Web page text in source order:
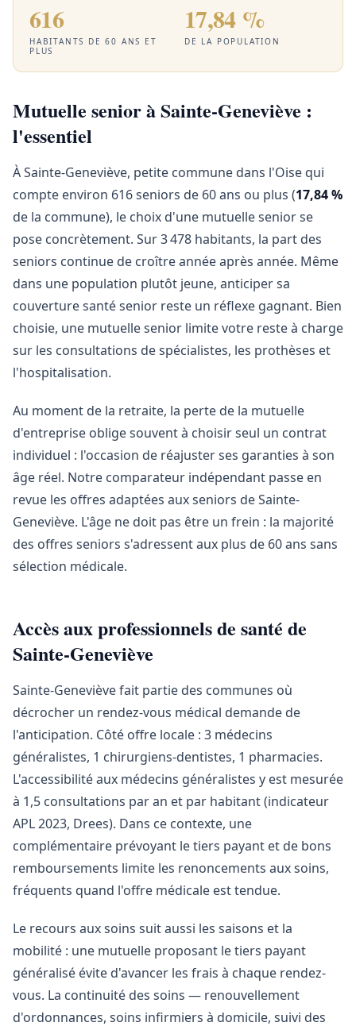
616
HABITANTS DE 60 ANS ET
PLUS
17,84 %
DE LA POPULATION
Mutuelle senior à Sainte-Geneviève :
l'essentiel
À Sainte-Geneviève, petite commune dans l'Oise qui
compte environ 616 seniors de 60 ans ou plus (17,84 %
de la commune), le choix d'une mutuelle senior se
pose concrètement. Sur 3 478 habitants, la part des
seniors continue de croître année après année. Même
dans une population plutôt jeune, anticiper sa
couverture santé senior reste un réflexe gagnant. Bien
choisie, une mutuelle senior limite votre reste à charge
sur les consultations de spécialistes, les prothèses et
l'hospitalisation.
Au moment de la retraite, la perte de la mutuelle
d'entreprise oblige souvent à choisir seul un contrat
individuel : l'occasion de réajuster ses garanties à son
âge réel. Notre comparateur indépendant passe en
revue les offres adaptées aux seniors de Sainte-
Geneviève. L'âge ne doit pas être un frein : la majorité
des offres seniors s'adressent aux plus de 60 ans sans
sélection médicale.
Accès aux professionnels de santé de
Sainte-Geneviève
Sainte-Geneviève fait partie des communes où
décrocher un rendez-vous médical demande de
l'anticipation. Côté offre locale : 3 médecins
généralistes, 1 chirurgiens-dentistes, 1 pharmacies.
L'accessibilité aux médecins généralistes y est mesurée
à 1,5 consultations par an et par habitant (indicateur
APL 2023, Drees). Dans ce contexte, une
complémentaire prévoyant le tiers payant et de bons
remboursements limite les renoncements aux soins,
fréquents quand l'offre médicale est tendue.
Le recours aux soins suit aussi les saisons et la
mobilité : une mutuelle proposant le tiers payant
généralisé évite d'avancer les frais à chaque rendez-
vous. La continuité des soins — renouvellement
d'ordonnances, soins infirmiers à domicile, suivi des